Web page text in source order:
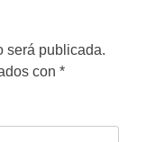
será publicada.
con *